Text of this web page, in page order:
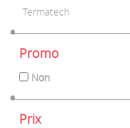
Termatech
Promo
Non
Prix